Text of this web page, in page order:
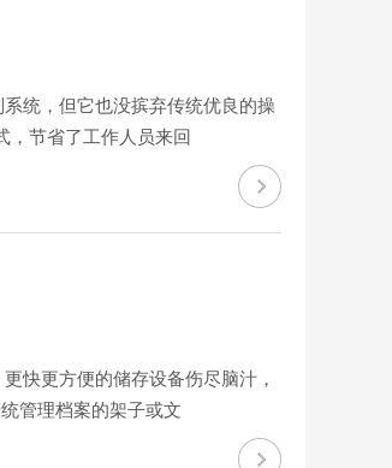
统，但它也没摈弃传统优良的操
，节省了工作人员来回
快更方便的储存设备伤尽脑汁，
管理档案的架子或文